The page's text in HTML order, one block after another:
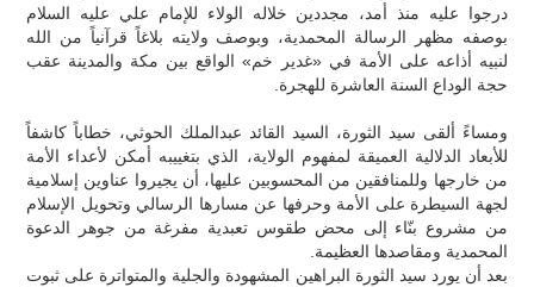
درجوا عليه منذ أمد، مجددين خلاله الولاء للإمام علي عليه السلام
بوصفه مظهر الرسالة المحمدية، وبوصف ولايته بلاغاً قرآنياً من الله
لنبيه أذاعه على الأمة في «غدير خم» الواقع بين مكة والمدينة عقب
حجة الوداع السنة العاشرة للهجرة.
ومساءً ألقى سيد الثورة، السيد القائد عبدالملك الحوثي، خطاباً كاشفاً
للأبعاد الدلالية العميقة لمفهوم الولاية، الذي بتغييبه أمكن لأعداء الأمة
من خارجها وللمنافقين من المحسوبين عليها، أن يجيروا عناوين إسلامية
لجهة السيطرة على الأمة وحرفها عن مسارها الرسالي وتحويل الإسلام
من مشروع بنّاء إلى محض طقوس تعبدية مفرغة من جوهر الدعوة
المحمدية ومقاصدها العظيمة.
بعد أن يورد سيد الثورة البراهين المشهودة والجلية والمتواترة على ثبوت